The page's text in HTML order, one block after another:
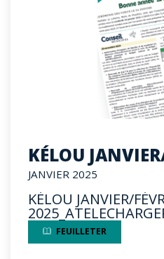
KÉLOU
JANVIER 2025
KÉLOU JANVIER/
FEUILLETER